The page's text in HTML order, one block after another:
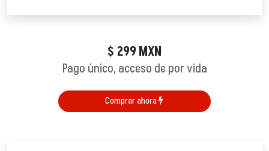
$ 299 MXN
Pago único, acceso de por vida
Comprar ahora